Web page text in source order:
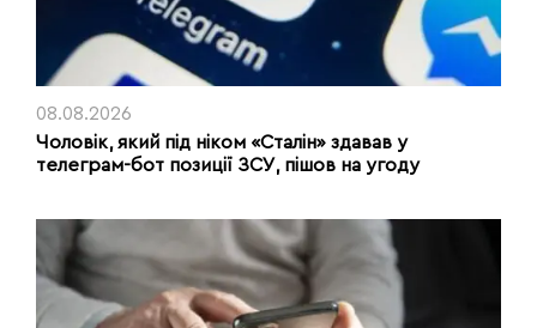
08.08.2026
Чоловік, який під ніком «Сталін» здавав у
телеграм-бот позиції ЗСУ, пішов на угоду